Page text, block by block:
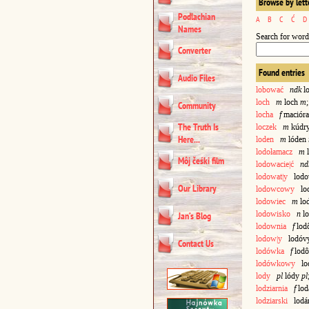
Podlachian
Names
Converter
Audio Files
Community
The Truth Is
Here...
Môj čeśki film
Our Library
Jan’s Blog
Contact Us
A B C Ć D
Search for word
Found entries
lobować ndk
loch
m loch m
locha
f
loczek
m
loden
m lóden
lodołamacz
m
lodowacie|ć
lodowat|y
lodowcowy
lodowiec
m
lodowisko
n
lodownia
f
lodow|y
lodówka
f
lodówkowy
lody
pl lódy pl
lodziarnia
f
lodziarski